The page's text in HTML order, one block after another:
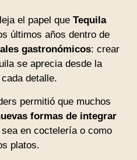
el papel que Tequila
últimos años dentro de
gastronómicos: crear
se aprecia desde la
detalle.
permitió que muchos
formas de integrar
en coctelería o como
platos.